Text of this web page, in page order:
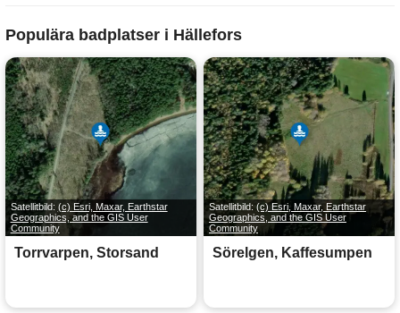
Populära badplatser i Hällefors
Satellitbild: (c) Esri, Maxar, Earthstar
Geographics, and the GIS User
Community
Torrvarpen, Storsand
Satellitbild: (c) Esri, Maxar, Earthstar
Geographics, and the GIS User
Community
Sörelgen, Kaffesumpen